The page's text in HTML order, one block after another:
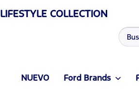
LIFESTYLE COLLECTION
NUEVO Ford Brands